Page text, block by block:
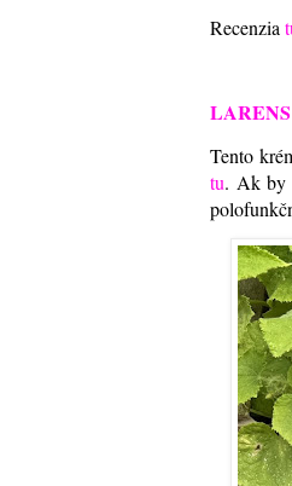
Recenzia
Tento
tu. Ak by